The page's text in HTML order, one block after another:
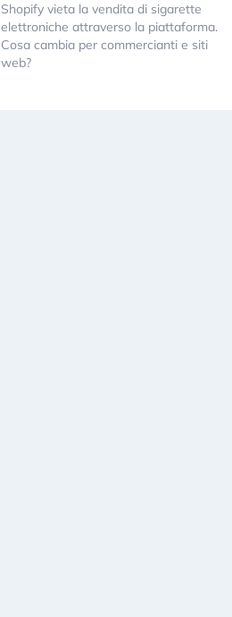
Shopify vieta la vendita di sigarette
elettroniche attraverso la piattaforma.
Cosa cambia per commercianti e siti
web?